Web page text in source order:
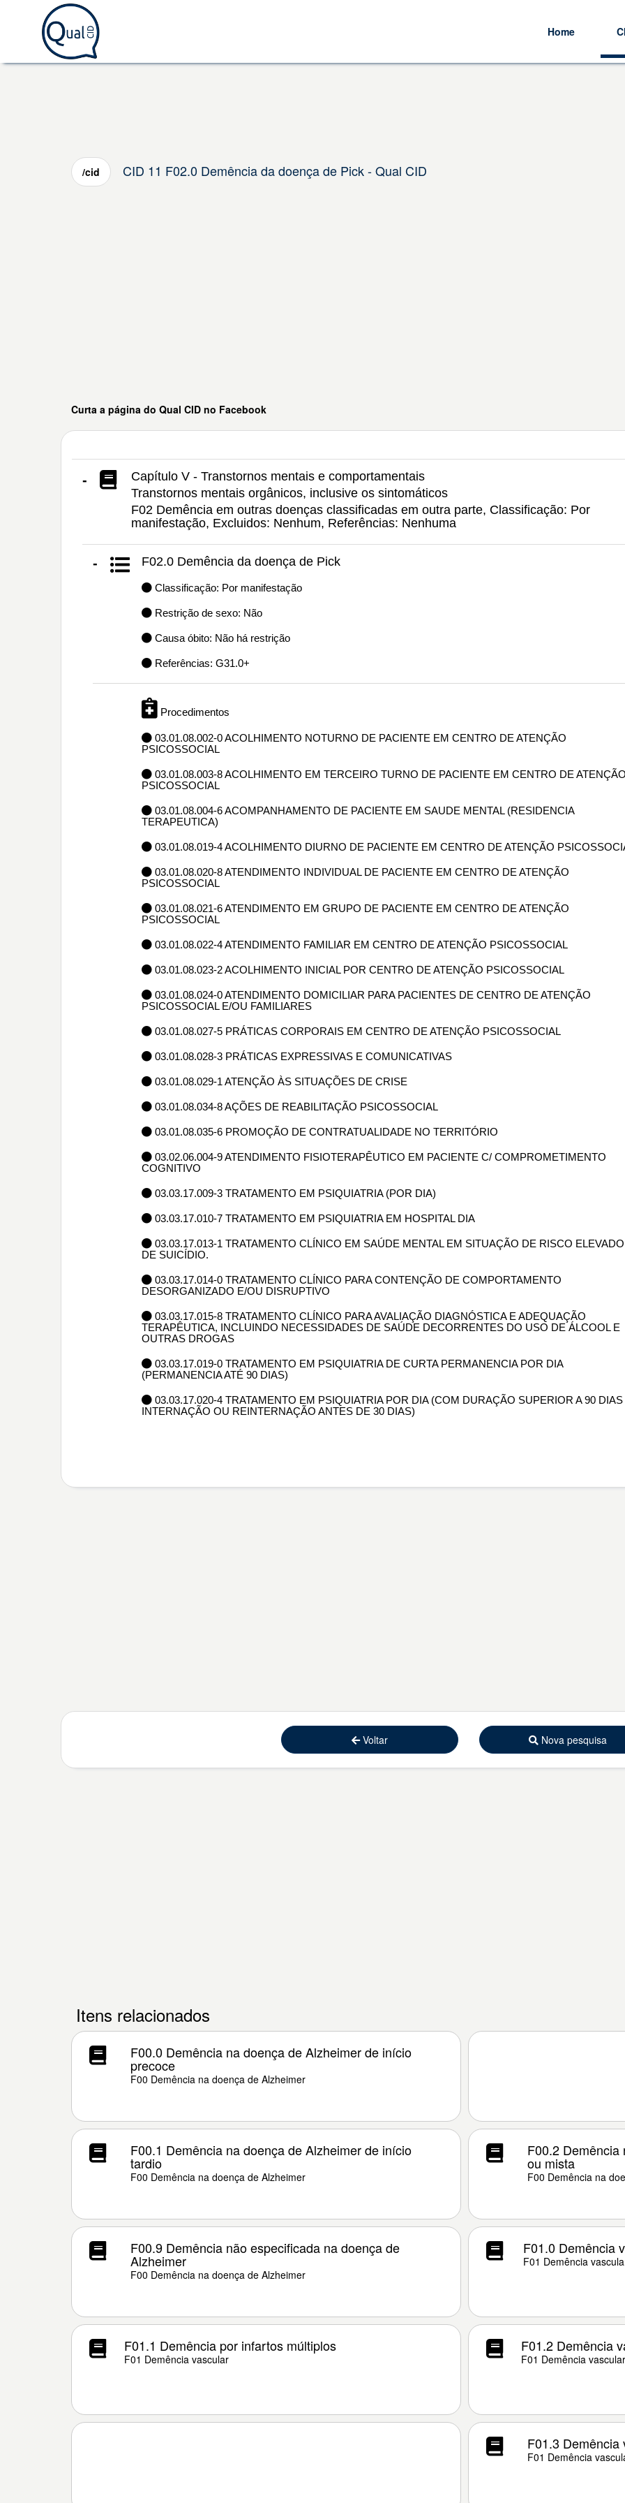
Home
/cid CID 11 F02.0 Demência da doença de Pick - Qual CID
Curta a página do Qual CID no Facebook
-
Capítulo V - Transtornos mentais e comportamentais
Transtornos mentais orgânicos, inclusive os sintomáticos
F02 Demência em outras doenças classificadas em outra parte, Classificação: Por
manifestação, Excluidos: Nenhum, Referências: Nenhuma
- F02.0 Demência da doença de Pick
Classificação: Por manifestação
Restrição de sexo: Não
Causa óbito: Não há restrição
Referências: G31.0+
Procedimentos
03.01.08.002-0 ACOLHIMENTO NOTURNO DE PACIENTE EM CENTRO DE ATENÇÃO
PSICOSSOCIAL
03.01.08.003-8 ACOLHIMENTO EM TERCEIRO TURNO DE PACIENTE EM CENTRO DE
PSICOSSOCIAL
03.01.08.004-6 ACOMPANHAMENTO DE PACIENTE EM SAUDE MENTAL (RESIDENCIA
TERAPEUTICA)
03.01.08.019-4 ACOLHIMENTO DIURNO DE PACIENTE EM CENTRO DE ATENÇÃO
03.01.08.020-8 ATENDIMENTO INDIVIDUAL DE PACIENTE EM CENTRO DE ATENÇÃO
PSICOSSOCIAL
03.01.08.021-6 ATENDIMENTO EM GRUPO DE PACIENTE EM CENTRO DE ATENÇÃO
PSICOSSOCIAL
03.01.08.022-4 ATENDIMENTO FAMILIAR EM CENTRO DE ATENÇÃO PSICOSSOCIAL
03.01.08.023-2 ACOLHIMENTO INICIAL POR CENTRO DE ATENÇÃO PSICOSSOCIAL
03.01.08.024-0 ATENDIMENTO DOMICILIAR PARA PACIENTES DE CENTRO DE ATENÇÃO
PSICOSSOCIAL E/OU FAMILIARES
03.01.08.027-5 PRÁTICAS CORPORAIS EM CENTRO DE ATENÇÃO PSICOSSOCIAL
03.01.08.028-3 PRÁTICAS EXPRESSIVAS E COMUNICATIVAS
03.01.08.029-1 ATENÇÃO ÀS SITUAÇÕES DE CRISE
03.01.08.034-8 AÇÕES DE REABILITAÇÃO PSICOSSOCIAL
03.01.08.035-6 PROMOÇÃO DE CONTRATUALIDADE NO TERRITÓRIO
03.02.06.004-9 ATENDIMENTO FISIOTERAPÊUTICO EM PACIENTE C/ COMPROMETIMENTO
COGNITIVO
03.03.17.009-3 TRATAMENTO EM PSIQUIATRIA (POR DIA)
03.03.17.010-7 TRATAMENTO EM PSIQUIATRIA EM HOSPITAL DIA
03.03.17.013-1 TRATAMENTO CLÍNICO EM SAÚDE MENTAL EM SITUAÇÃO DE RISCO ELEVADO
DE SUICÍDIO.
03.03.17.014-0 TRATAMENTO CLÍNICO PARA CONTENÇÃO DE COMPORTAMENTO
DESORGANIZADO E/OU DISRUPTIVO
03.03.17.015-8 TRATAMENTO CLÍNICO PARA AVALIAÇÃO DIAGNÓSTICA E ADEQUAÇÃO
TERAPÊUTICA, INCLUINDO NECESSIDADES DE SAÚDE DECORRENTES DO USO DE ÁLCOOL E
OUTRAS DROGAS
03.03.17.019-0 TRATAMENTO EM PSIQUIATRIA DE CURTA PERMANENCIA POR DIA
(PERMANENCIA ATÉ 90 DIAS)
03.03.17.020-4 TRATAMENTO EM PSIQUIATRIA POR DIA (COM DURAÇÃO SUPERIOR A 90
INTERNAÇÃO OU REINTERNAÇÃO ANTES DE 30 DIAS)
Voltar Nova pesquisa
Itens relacionados
F00.0 Demência na doença de Alzheimer de início
precoce
F00 Demência na doença de Alzheimer
F00.1 Demência na doença de Alzheimer de início
tardio
F00 Demência na doença de Alzheimer
F00.2
ou mista
F00 Demência na
F00.9 Demência não especificada na doença de
Alzheimer
F00 Demência na doença de Alzheimer
F01.0 Demência
F01 Demência
F01.1 Demência por infartos múltiplos
F01 Demência vascular
F01.2 Demência
F01 Demência vascular
F01.3
F01 Demência